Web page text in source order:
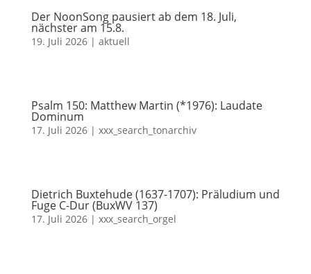
Der NoonSong pausiert ab dem 18. Juli,
nächster am 15.8.
19. Juli 2026| aktuell
Psalm 150: Matthew Martin (*1976): Laudate
Dominum
17. Juli 2026| xxx_search_tonarchiv
Dietrich Buxtehude (1637-1707): Präludium und
Fuge C-Dur (BuxWV 137)
17. Juli 2026| xxx_search_orgel